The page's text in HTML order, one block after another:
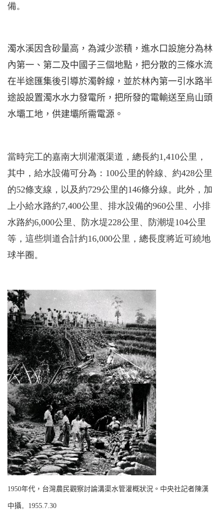
備。
濁水溪因含砂量高，為減少淤積，進水口設施分為林
內第一、第二及中國子三個地點，把分散的三條水流
在半途匯集後引導於濁幹線，並於林內第一引水路半
途設設置濁水水力發電所，把所發的電輸送至烏山頭
水壩工地，供建壩所需電源。
當時完工的嘉南大圳灌溉渠道，總長約1,410公里，
其中，給水設備可分為：100公里的幹線、約428公里
的52條支線，以及約729公里的146條分線。此外，加
上小給水路約7,400公里、排水設備的960公里、小排
水路約6,000公里、防水堤228公里、防潮堤104公里
等，這些圳道合計約16,000公里，總長度將近可繞地
球半圈。
1950年代，台灣農民觀察討論溝渠水管灌概狀況。中央社記者陳漢
中攝。 1955.7.30